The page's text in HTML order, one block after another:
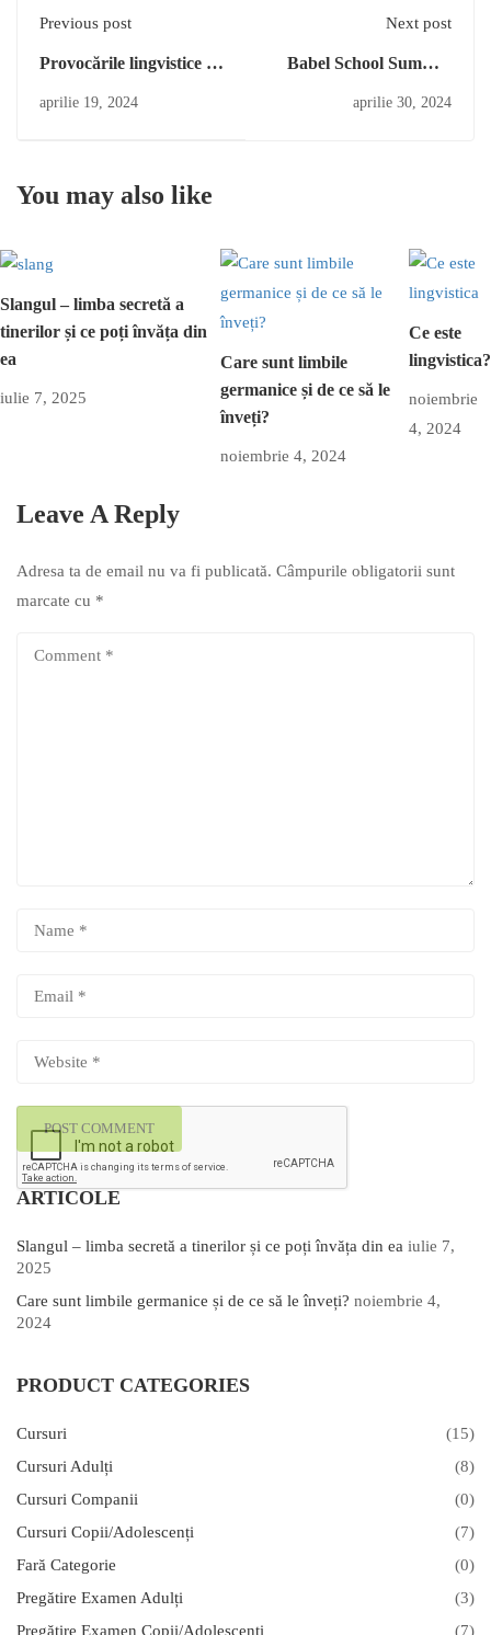
Previous post
Provocările lingvistice pe
aprilie 19, 2024
Next post
Babel School Summer
aprilie 30, 2024
You may also like
Slangul – limba secretă a
tinerilor și ce poți învăța din
ea
iulie 7, 2025
Care sunt limbile
germanice și de ce să le
înveți?
noiembrie 4, 2024
Ce este
lingvistica?
noiembrie
4, 2024
Leave A Reply
Adresa ta de email nu va fi publicată. Câmpurile obligatorii sunt
marcate cu *
ARTICOLE
Slangul – limba secretă a tinerilor și ce poți învăța din ea iulie 7,
2025
Care sunt limbile germanice și de ce să le înveți? noiembrie 4,
2024
PRODUCT CATEGORIES
Cursuri
(15)
Cursuri Adulți
(8)
Cursuri Companii
(0)
Cursuri Copii/Adolescenți
(7)
Fară Categorie
(0)
Pregătire Examen Adulți
(3)
Pregătire Examen Copii/Adolescenți
(7)